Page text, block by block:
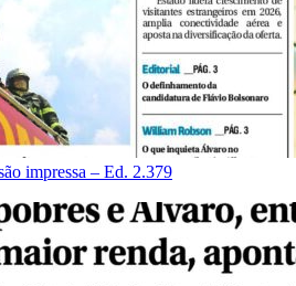
impressa – Ed. 2.379